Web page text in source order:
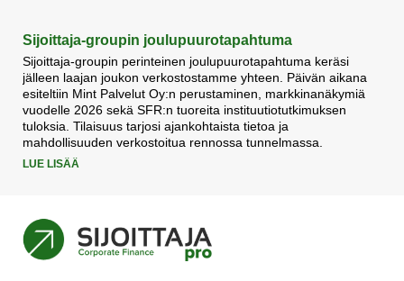
Sijoittaja-groupin joulupuurotapahtuma
Sijoittaja-groupin perinteinen joulupuurotapahtuma keräsi
jälleen laajan joukon verkostostamme yhteen. Päivän aikana
esiteltiin Mint Palvelut Oy:n perustaminen, markkinanäkymiä
vuodelle 2026 sekä SFR:n tuoreita instituutiotutkimuksen
tuloksia. Tilaisuus tarjosi ajankohtaista tietoa ja
mahdollisuuden verkostoitua rennossa tunnelmassa.
LUE LISÄÄ